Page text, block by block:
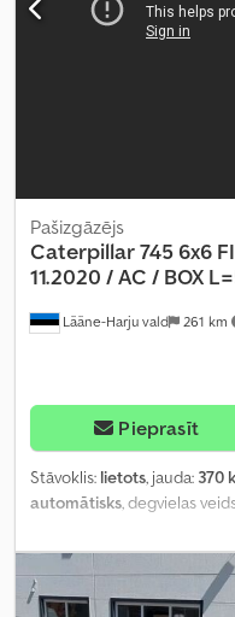
Lääne-Harju vald 261 km
Pašizgāzējs
Caterpillar745 6x6
11.2020 / AC / BOX
Pieprasīt
Stāvoklis: lietots, jauda: 370
automātisks, degvielas